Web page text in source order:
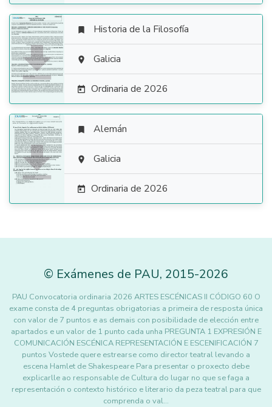

 Historia de la Filosofía
 Galicia
 Ordinaria de 2026

 Alemán
 Galicia
 Ordinaria de 2026
© Exámenes de PAU, 2015-2026
PAU Convocatoria ordinaria 2026 ARTES ESCÉNICAS II CÓDIGO 60 O
exame consta de 4 preguntas obrigatorias a primeira de resposta única
con valor de 7 puntos e as demais con posibilidade de elección entre
apartados e un valor de 1 punto cada unha PREGUNTA 1 EXPRESIÓN E
COMUNICACIÓN ESCÉNICA REPRESENTACIÓN E ESCENIFICACIÓN 7
puntos Vostede quere estrearse como director teatral levando a
escena Hamlet de Shakespeare Para presentar o proxecto debe
explicarlle ao responsable de Cultura do lugar no que se faga a
representación o contexto histórico e literario da peza teatral para que
comprenda o val…